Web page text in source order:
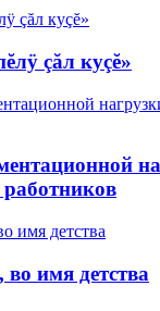
çăл куçĕ»
работников
во имя детства